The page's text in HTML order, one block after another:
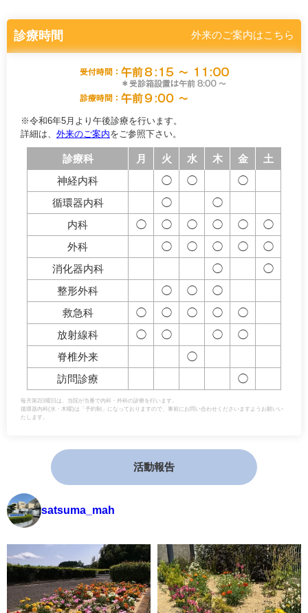
診療時間 外来のご案内はこちら
※令和6年5月より午後診療を行います。
詳細は、 外来のご案内をご参照下さい。
診療科 月 火 水 木 金
土
神経内科
◯ ◯
◯
循環器内科
◯
◯
内科
◯ ◯ ◯ ◯ ◯
◯
外科
◯ ◯ ◯ ◯
◯
消化器内科
◯
◯
整形外科
◯ ◯
◯
救急科
◯ ◯ ◯ ◯
◯
放射線科
◯ ◯ ◯
◯
脊椎外来
◯
訪問診療
◯
毎月第2日曜日は、当院が当番で内科・外科の診療を行います。
循環器内科(水・木曜)は「予約制」になっておりますので、事前にお問い合わせくださいますようお願いい
たします。
活動報告
satsuma_mah